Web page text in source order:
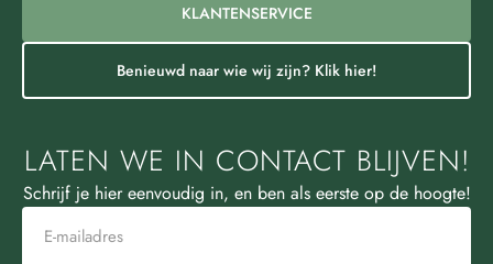
KLANTENSERVICE
Benieuwd naar wie wij zijn? Klik hier!
LATEN WE IN CONTACT BLIJVEN!
Schrijf je hier eenvoudig in, en ben als eerste op de hoogte!